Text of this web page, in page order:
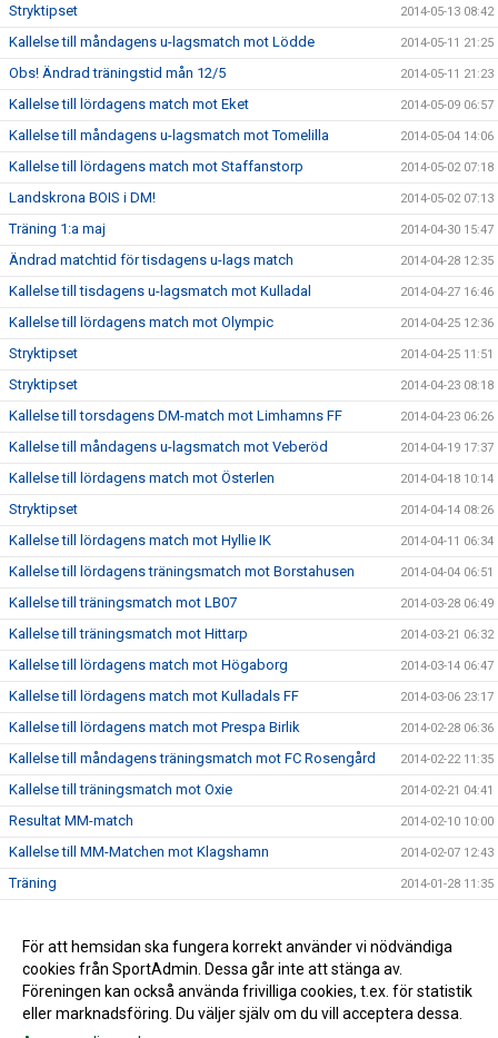
Stryktipset 2014-05-13 08:42
Kallelse till måndagens u-lagsmatch mot Lödde 2014-05-11 21:25
Obs! Ändrad träningstid mån 12/5 2014-05-11 21:23
Kallelse till lördagens match mot Eket 2014-05-09 06:57
Kallelse till måndagens u-lagsmatch mot Tomelilla 2014-05-04 14:06
Kallelse till lördagens match mot Staffanstorp 2014-05-02 07:18
Landskrona BOIS i DM! 2014-05-02 07:13
Träning 1:a maj 2014-04-30 15:47
Ändrad matchtid för tisdagens u-lags match 2014-04-28 12:35
Kallelse till tisdagens u-lagsmatch mot Kulladal 2014-04-27 16:46
Kallelse till lördagens match mot Olympic 2014-04-25 12:36
Stryktipset 2014-04-25 11:51
Stryktipset 2014-04-23 08:18
Kallelse till torsdagens DM-match mot Limhamns FF 2014-04-23 06:26
Kallelse till måndagens u-lagsmatch mot Veberöd 2014-04-19 17:37
Kallelse till lördagens match mot Österlen 2014-04-18 10:14
Stryktipset 2014-04-14 08:26
Kallelse till lördagens match mot Hyllie IK 2014-04-11 06:34
Kallelse till lördagens träningsmatch mot Borstahusen 2014-04-04 06:51
Kallelse till träningsmatch mot LB07 2014-03-28 06:49
Kallelse till träningsmatch mot Hittarp 2014-03-21 06:32
Kallelse till lördagens match mot Högaborg 2014-03-14 06:47
Kallelse till lördagens match mot Kulladals FF 2014-03-06 23:17
Kallelse till lördagens match mot Prespa Birlik 2014-02-28 06:36
Kallelse till måndagens träningsmatch mot FC Rosengård 2014-02-22 11:35
Kallelse till träningsmatch mot Oxie 2014-02-21 04:41
Resultat MM-match 2014-02-10 10:00
Kallelse till MM-Matchen mot Klagshamn 2014-02-07 12:43
Träning 2014-01-28 11:35
Lördagsträningen är inställd 2014-01-17 20:19
2014-01-14 14:02
För att hemsidan ska fungera korrekt använder vi nödvändiga
cookies från SportAdmin. Dessa går inte att stänga av.
Föreningen kan också använda frivilliga cookies, t.ex. för statistik
eller marknadsföring. Du väljer själv om du vill acceptera dessa.